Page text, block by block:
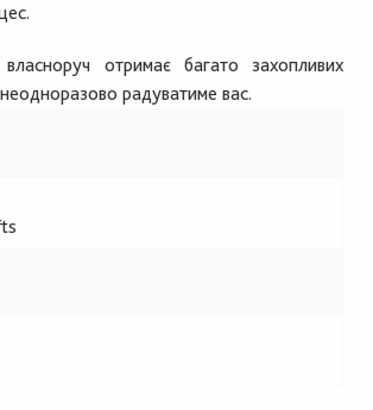
отримає багато захопливих
неодноразово радуватиме вас.